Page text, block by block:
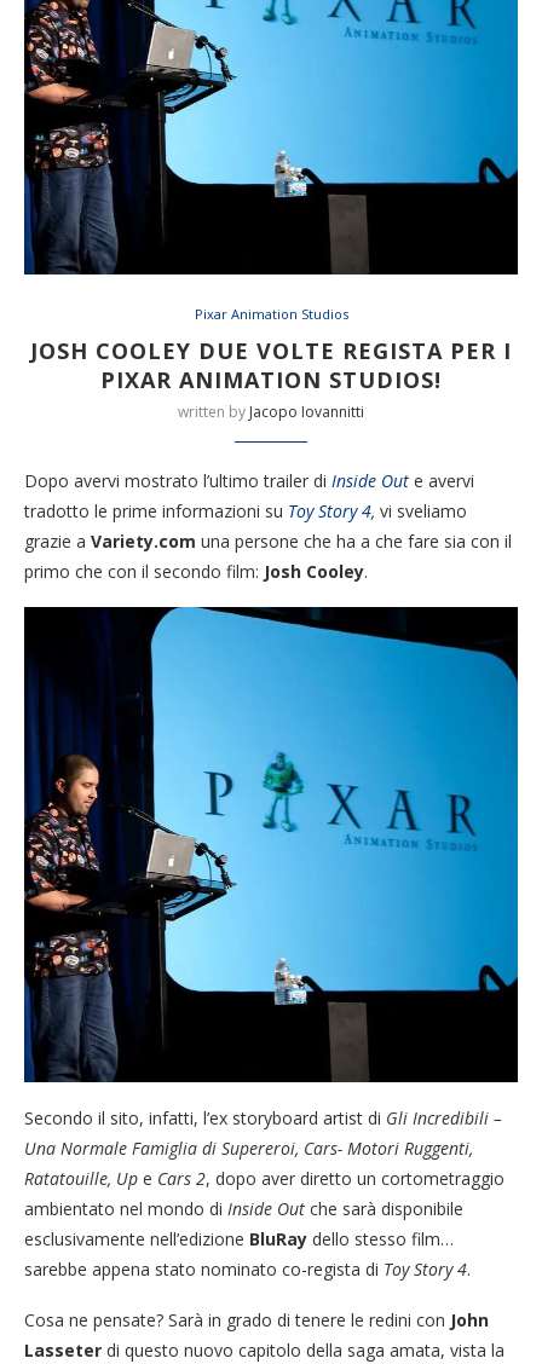
Pixar Animation Studios
JOSH COOLEY DUE VOLTE REGISTA PER I
PIXAR ANIMATION STUDIOS!
written by Jacopo Iovannitti
Dopo avervi mostrato l’ultimo trailer di Inside Out e avervi
tradotto le prime informazioni su Toy Story 4, vi sveliamo
grazie a Variety.com una persone che ha a che fare sia con il
primo che con il secondo film: Josh Cooley.
Secondo il sito, infatti, l’ex storyboard artist di Gli Incredibili –
Una Normale Famiglia di Supereroi, Cars- Motori Ruggenti,
Ratatouille, Up e Cars 2, dopo aver diretto un cortometraggio
ambientato nel mondo di Inside Out che sarà disponibile
esclusivamente nell’edizione BluRay dello stesso film…
sarebbe appena stato nominato co-regista di Toy Story 4.
Cosa ne pensate? Sarà in grado di tenere le redini con John
Lasseter di questo nuovo capitolo della saga amata, vista la